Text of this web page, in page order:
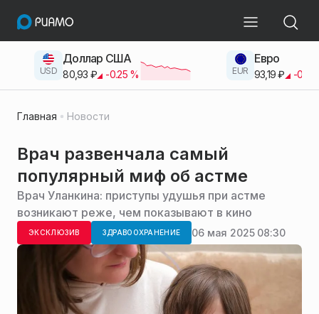
USD
Доллар США
80,93 ₽ -0.25% EUR
Евро
93,19 ₽ -0.42
Главная Новости
Врач развенчала самый
популярный миф об астме
Врач Уланкина: приступы удушья при астме
возникают реже, чем показывают в кино
ЭКСКЛЮЗИВ ЗДРАВООХРАНЕНИЕ 06 мая 2025 08:30